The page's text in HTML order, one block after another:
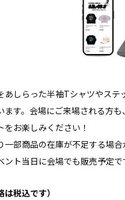
しらった半袖Tシャツやステ
ます。会場にご来場される方
をお楽しみください！
部商品の在庫が不足する場合
ト当日に会場でも販売予定で
税込です）